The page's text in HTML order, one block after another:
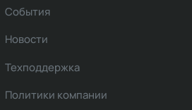
События
Новости
Техподдержка
Политики компании